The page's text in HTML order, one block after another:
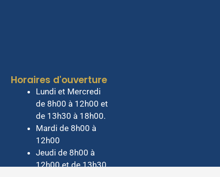
Horaires d'ouverture
Lundi et Mercredi
de 8h00 à 12h00 et
de 13h30 à 18h00.
Mardi de 8h00 à
12h00
Jeudi de 8h00 à
12h00 et de 13h30